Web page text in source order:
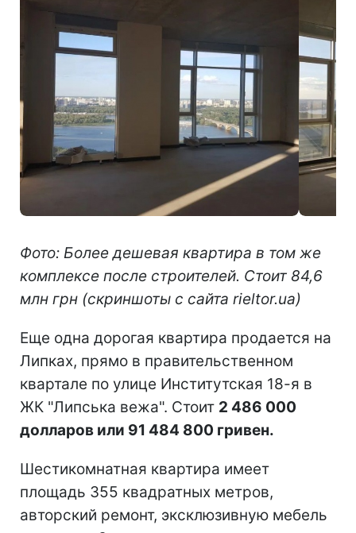
Фото: Более дешевая квартира в том же
комплексе после строителей. Стоит 84,6
млн грн (скриншоты с сайта rieltor.ua)
Еще одна дорогая квартира продается на
Липках, прямо в правительственном
квартале по улице Институтская 18-я в
ЖК "Липська вежа". Стоит 2 486 000
долларов или 91 484 800 гривен.
Шестикомнатная квартира имеет
площадь 355 квадратных метров,
авторский ремонт, эксклюзивную мебель